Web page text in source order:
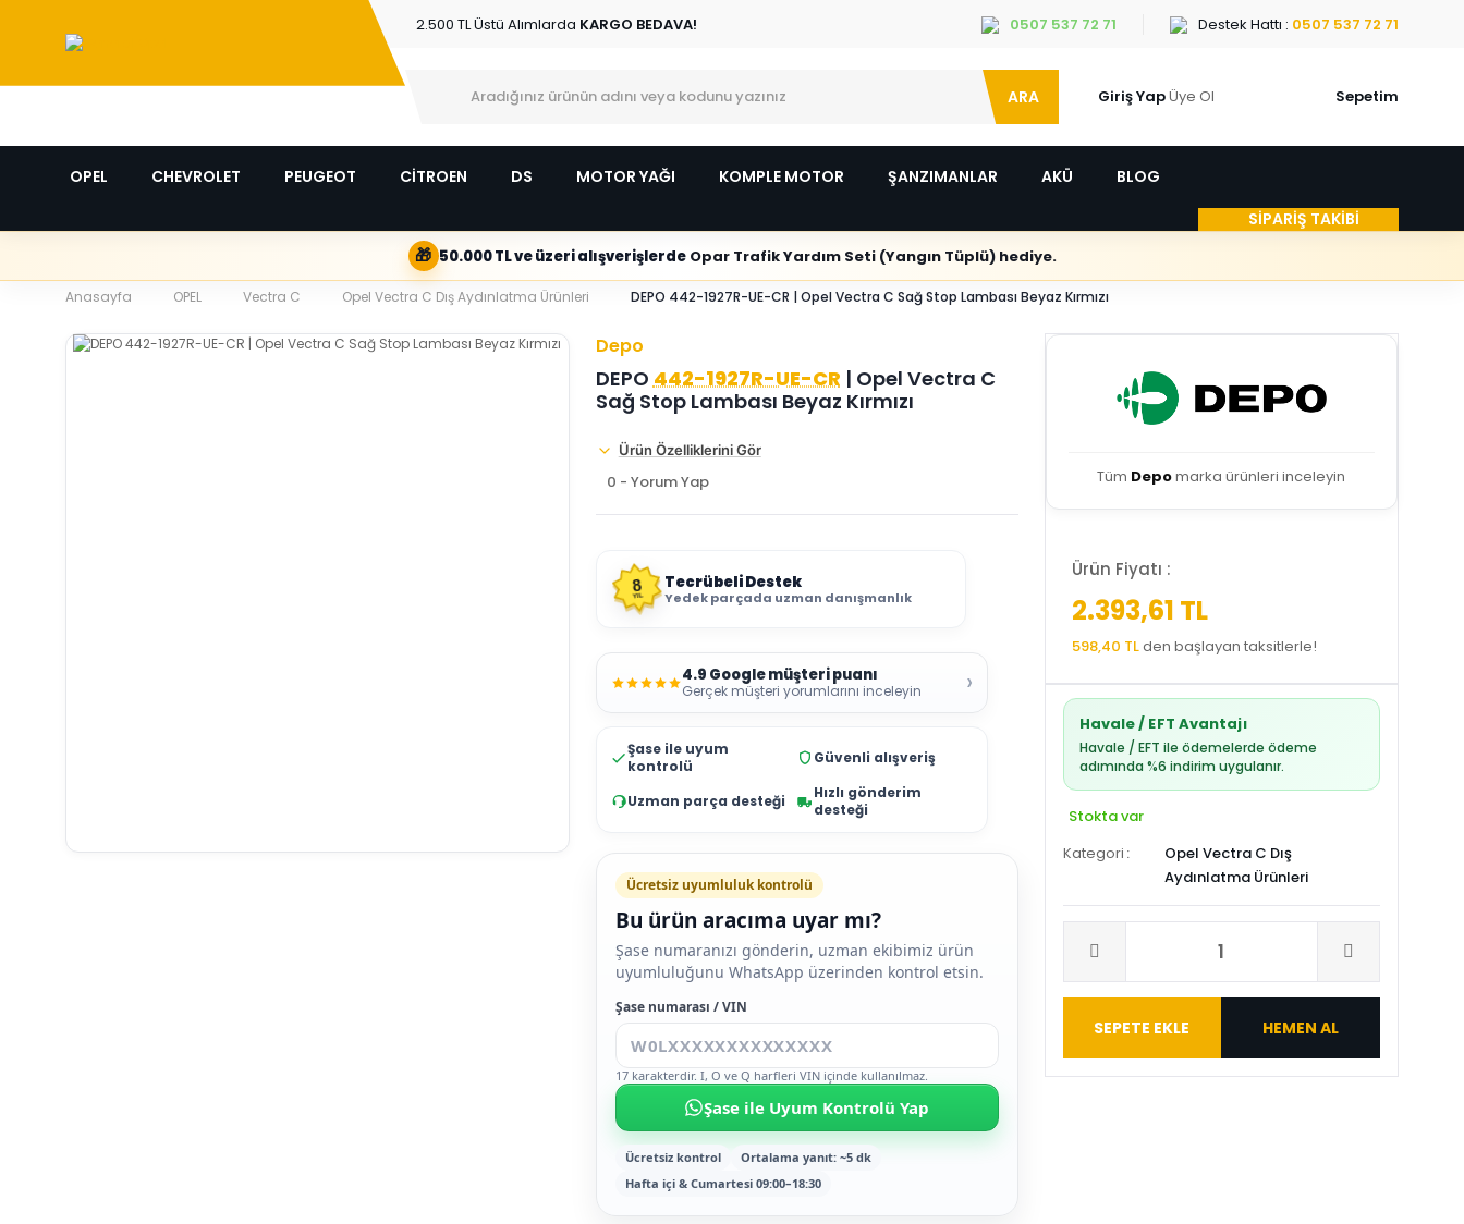
2.500 TL Üstü Alımlarda KARGO BEDAVA! 0507 537 72 71 Destek Hattı : 0507 537 72 71
ARA Giriş YapÜye Ol Sepetim
OPEL CHEVROLET PEUGEOT CİTROEN DS MOTOR YAĞI KOMPLE MOTOR ŞANZIMANLAR AKÜ
BLOG
SİPARİŞ TAKİBİ
🎁 50.000 TL ve üzeri alışverişlerdeOpar Trafik Yardım Seti (Yangın Tüplü) hediye.
Anasayfa OPEL Vectra C Opel Vectra C Dış Aydınlatma Ürünleri DEPO 442-1927R-UE-CR | Opel Vectra C Sağ Stop Lambası Beyaz Kırmızı
Depo
DEPO442-1927R-UE-CR | Opel Vectra C
Sağ Stop Lambası Beyaz Kırmızı
Ürün Özelliklerini Gör
0 - Yorum Yap
8
YIL
Tecrübeli Destek
Yedek parçada uzman danışmanlık
4.9 Google müşteri puanı
Gerçek müşteri yorumlarını inceleyin ›
Şase ile uyum
kontrolü
Güvenli alışveriş
Uzman parça desteği
Hızlı gönderim
desteği
Ücretsiz uyumluluk kontrolü
Bu ürün aracıma uyar mı?
Şase numaranızı gönderin, uzman ekibimiz ürün
uyumluluğunu WhatsApp üzerinden kontrol etsin.
Şase numarası / VIN
17 karakterdir. I, O ve Q harfleri VIN içinde kullanılmaz.
Şase ile Uyum Kontrolü Yap
Ücretsiz kontrol
Ortalama yanıt: ~5 dk
Hafta içi & Cumartesi 09:00–18:30
Tüm Depomarka ürünleri inceleyin
Ürün Fiyatı :
2.393,61 TL
598,40 TLden başlayan taksitlerle!
Havale / EFT Avantajı
Havale / EFT ile ödemelerde ödeme
adımında %6 indirim uygulanır.
Stokta var
Kategori
Opel Vectra C Dış
Aydınlatma Ürünleri
SEPETE EKLE HEMEN AL